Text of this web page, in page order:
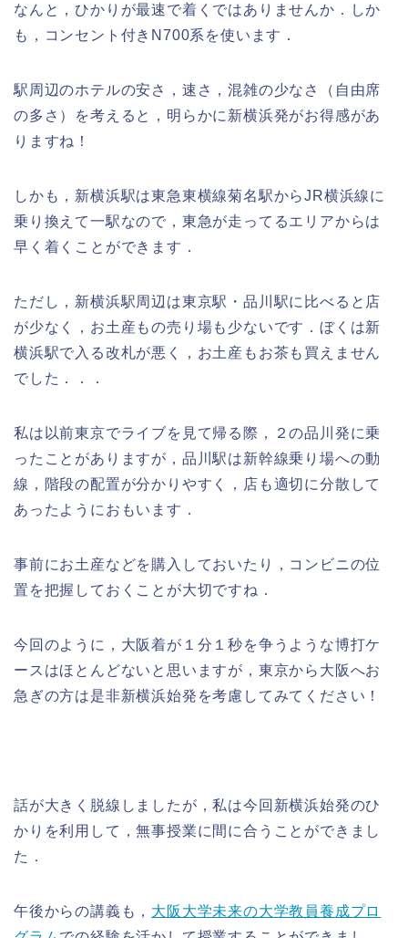
なんと，ひかりが最速で着くではありませんか．しか
も，コンセント付きN700系を使います．
駅周辺のホテルの安さ，速さ，混雑の少なさ（自由席
の多さ）を考えると，明らかに新横浜発がお得感があ
りますね！
しかも，新横浜駅は東急東横線菊名駅からJR横浜線に
乗り換えて一駅なので，東急が走ってるエリアからは
早く着くことができます．
ただし，新横浜駅周辺は東京駅・品川駅に比べると店
が少なく，お土産もの売り場も少ないです．ぼくは新
横浜駅で入る改札が悪く，お土産もお茶も買えません
でした．．．
私は以前東京でライブを見て帰る際，２の品川発に乗
ったことがありますが，品川駅は新幹線乗り場への動
線，階段の配置が分かりやすく，店も適切に分散して
あったようにおもいます．
事前にお土産などを購入しておいたり，コンビニの位
置を把握しておくことが大切ですね．
今回のように，大阪着が１分１秒を争うような博打ケ
ースはほとんどないと思いますが，東京から大阪へお
急ぎの方は是非新横浜始発を考慮してみてください！
話が大きく脱線しましたが，私は今回新横浜始発のひ
かりを利用して，無事授業に間に合うことができまし
た．
午後からの講義も， 大阪大学未来の大学教員養成プロ